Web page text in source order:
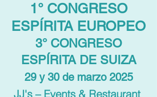
1° CONGRESO
ESPÍRITA EUROPEO
3° CONGRESO
ESPÍRITA DE SUIZA
29 y 30 de marzo 2025
JJ's – Events & Restaurant